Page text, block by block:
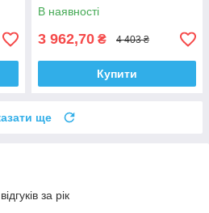
В наявності
3 962,70 ₴ 4 403 ₴
Купити
ще
за рік